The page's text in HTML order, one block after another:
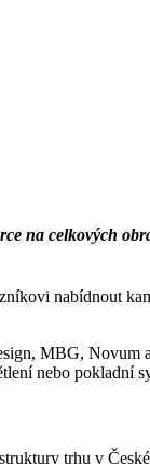
na celkových
nabídnout
MBG,
nebo pokladní
trhu v